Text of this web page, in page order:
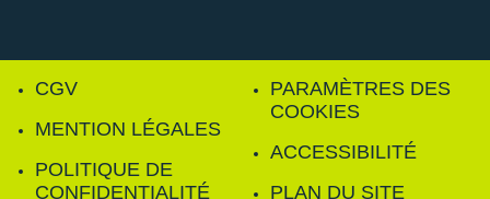
CGV
MENTION LÉGALES
POLITIQUE DE
CONFIDENTIALITÉ
PARAMÈTRES DES
COOKIES
ACCESSIBILITÉ
PLAN DU SITE